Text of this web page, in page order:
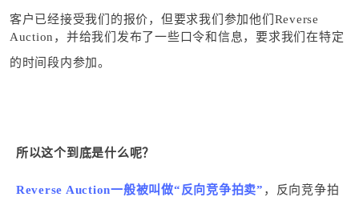
客户已经接受我们的报价，但要求我们参加他们Reverse
Auction，并给我们发布了一些口令和信息，要求我们在特定
的时间段内参加。
所以这个到底是什么呢？
Reverse Auction一般被叫做“反向竞争拍卖” ，反向竞争拍